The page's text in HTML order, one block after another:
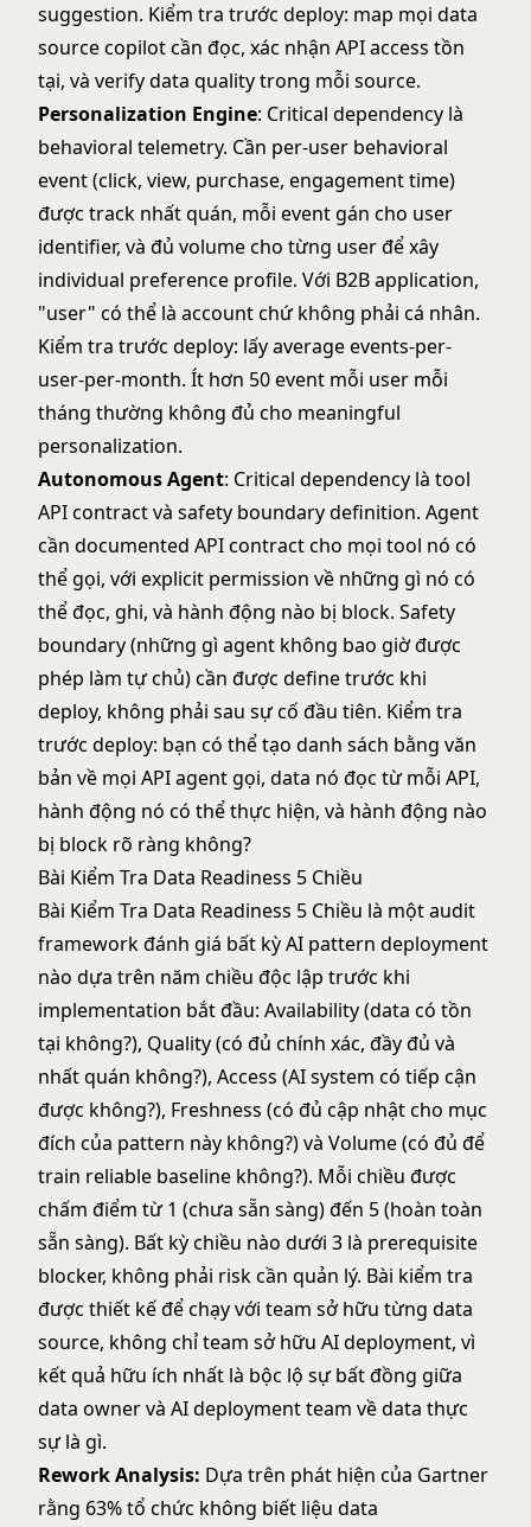
suggestion. Kiểm tra trước deploy: map mọi data
source copilot cần đọc, xác nhận API access tồn
tại, và verify data quality trong mỗi source.
Personalization Engine: Critical dependency là
behavioral telemetry. Cần per-user behavioral
event (click, view, purchase, engagement time)
được track nhất quán, mỗi event gán cho user
identifier, và đủ volume cho từng user để xây
individual preference profile. Với B2B application,
"user" có thể là account chứ không phải cá nhân.
Kiểm tra trước deploy: lấy average events-per-
user-per-month. Ít hơn 50 event mỗi user mỗi
tháng thường không đủ cho meaningful
personalization.
Autonomous Agent: Critical dependency là tool
API contract và safety boundary definition. Agent
cần documented API contract cho mọi tool nó có
thể gọi, với explicit permission về những gì nó có
thể đọc, ghi, và hành động nào bị block. Safety
boundary (những gì agent không bao giờ được
phép làm tự chủ) cần được define trước khi
deploy, không phải sau sự cố đầu tiên. Kiểm tra
trước deploy: bạn có thể tạo danh sách bằng văn
bản về mọi API agent gọi, data nó đọc từ mỗi API,
hành động nó có thể thực hiện, và hành động nào
bị block rõ ràng không?
Bài Kiểm Tra Data Readiness 5 Chiều
Bài Kiểm Tra Data Readiness 5 Chiều là một audit
framework đánh giá bất kỳ AI pattern deployment
nào dựa trên năm chiều độc lập trước khi
implementation bắt đầu: Availability (data có tồn
tại không?), Quality (có đủ chính xác, đầy đủ và
nhất quán không?), Access (AI system có tiếp cận
được không?), Freshness (có đủ cập nhật cho mục
đích của pattern này không?) và Volume (có đủ để
train reliable baseline không?). Mỗi chiều được
chấm điểm từ 1 (chưa sẵn sàng) đến 5 (hoàn toàn
sẵn sàng). Bất kỳ chiều nào dưới 3 là prerequisite
blocker, không phải risk cần quản lý. Bài kiểm tra
được thiết kế để chạy với team sở hữu từng data
source, không chỉ team sở hữu AI deployment, vì
kết quả hữu ích nhất là bộc lộ sự bất đồng giữa
data owner và AI deployment team về data thực
sự là gì.
Rework Analysis: Dựa trên phát hiện của Gartner
rằng 63% tổ chức không biết liệu data